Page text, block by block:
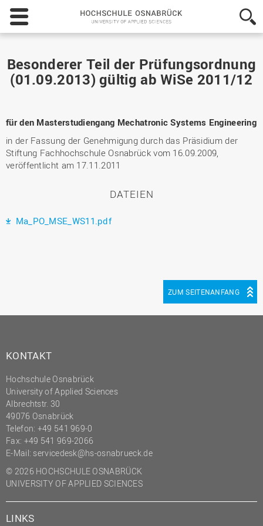
Hochschule
Osnabrück
-
Applied
Sciences
Besonderer Teil der Prüfungsordnung
(01.09.2013) gültig ab WiSe 2011/12
für den Masterstudiengang Mechatronic Systems Engineering
in der Fassung der Genehmigung durch das Präsidium der
Stiftung Fachhochschule Osnabrück vom 16.09.2009,
veröffentlicht am 17.11.2011
DATEIEN
Ma_PO_MSE_WS11.pdf
ZUM SEITENANFANG
KONTAKT
Hochschule Osnabrück
University of Applied Sciences
Albrechtstr. 30
49076 Osnabrück
Telefon: +49 541 969-0
Fax: +49 541 969-2066
E-Mail: servicedesk@hs-osnabrueck.de
© 2026 HOCHSCHULE OSNABRÜCK
UNIVERSITY OF APPLIED SCIENCES
LINKS